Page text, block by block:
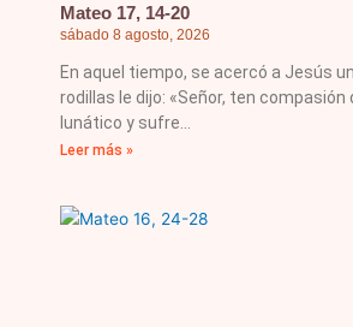
Mateo 17, 14-20
sábado 8 agosto, 2026
En aquel tiempo, se acercó a Jesús
rodillas le dijo: «Señor, ten compasión
lunático y sufre
Leer más »